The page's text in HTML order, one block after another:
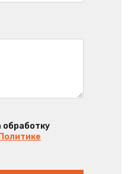
обработку
Политике